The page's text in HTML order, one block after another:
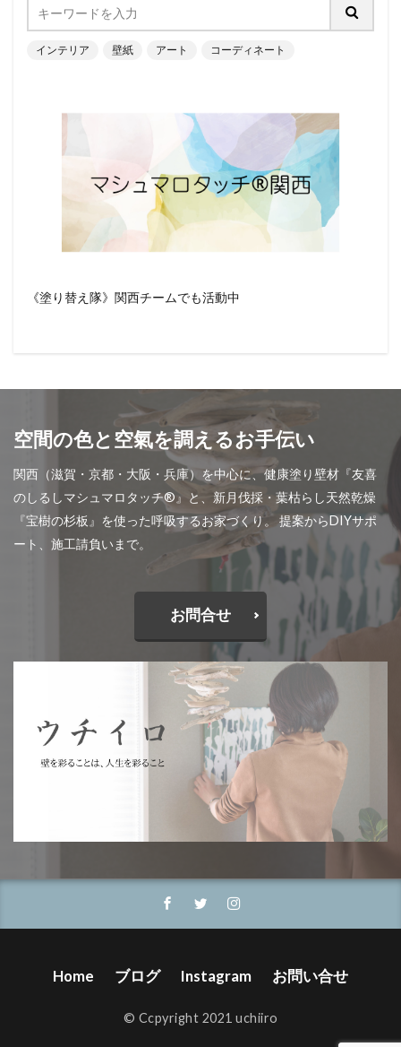
インテリア 壁紙 アート コーディネート
《塗り替え隊》関西チームでも活動中
空間の色と空氣を調えるお手伝い
関西（滋賀・京都・大阪・兵庫）を中心に、健康塗り壁材『友喜
のしるしマシュマロタッチ®︎』と、新月伐採・葉枯らし天然乾燥
『宝樹の杉板』を使った呼吸するお家づくり。 提案からDIYサポ
ート、施工請負いまで。
お問合せ
Home ブログ Instagram お問い合せ
©️ Ccpyright 2021 uchiiro